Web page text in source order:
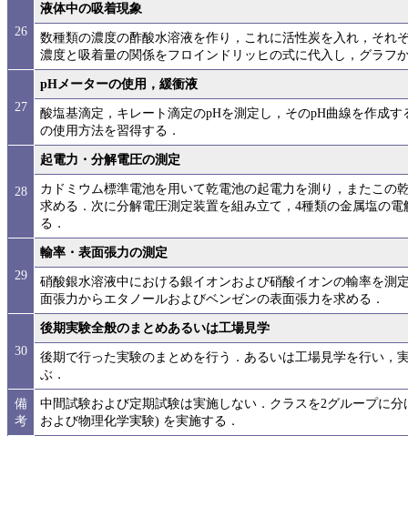
26
液体中の吸着現象
数種類の濃度の酢酸水溶液を作り，これに活性炭を入れ，それ
濃度と吸着量の関係をフロインドリッヒの式に代入し，グラフ
27
pHメーターの使用，緩衝液
酸塩基滴定，キレート滴定のpHを測定し，そのpH曲線を作成
の使用方法を習得する．
28
起電力・分解電圧の測定
カドミウム標準電池を用いて乾電池の起電力を測り，またこの
求める．次に分解電圧測定装置を組み立て，4種類の金属塩の
る．
29
輸率・表面張力の測定
硝酸銀水溶液中における銀イオンおよび硝酸イオンの輸率を測
面張力からエタノールおよびベンゼンの表面張力を求める．
30
後期実験全般のまとめあるいは工場見学
後期で行った実験のまとめを行う．あるいは工場見学を行い，
ぶ．
備
考
中間試験および定期試験は実施しない．クラスを2グループに
および物理化学実験) を実施する．